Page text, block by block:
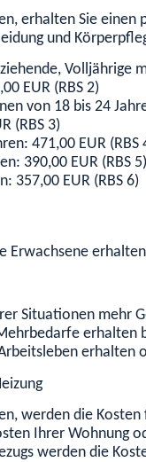
erhalten Sie
und
Volljährige
EUR (RBS 2)
von 18 bis 24
(RBS 3)
471,00 EUR (RBS
390,00 EUR (RBS 5)
357,00 EUR (RBS 6)
Erwachsene
Situationen mehr
erhalten
erhalten
werden die
Ihrer Wohnung
werden die